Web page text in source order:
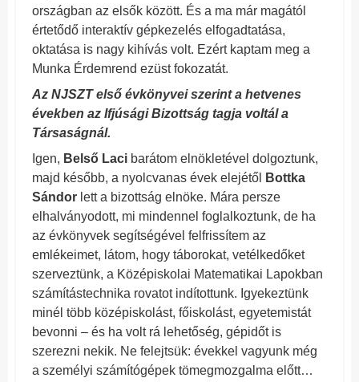
országban az elsők között. És a ma már magától
értetődő interaktív gépkezelés elfogadtatása,
oktatása is nagy kihívás volt. Ezért kaptam meg a
Munka Érdemrend ezüst fokozatát.
Az NJSZT első évkönyvei szerint a hetvenes
években az Ifjúsági Bizottság tagja voltál a
Társaságnál.
Igen, Belső Laci barátom elnökletével dolgoztunk,
majd később, a nyolcvanas évek elejétől
Bottka
Sándor lett a bizottság elnöke. Mára persze
elhalványodott, mi mindennel foglalkoztunk, de ha
az évkönyvek segítségével felfrissítem az
emlékeimet, látom, hogy táborokat, vetélkedőket
szerveztünk, a Középiskolai Matematikai Lapokban
számítástechnika rovatot indítottunk. Igyekeztünk
minél több középiskolást, főiskolást, egyetemistát
bevonni – és ha volt rá lehetőség, gépidőt is
szerezni nekik. Ne felejtsük: évekkel vagyunk még
a személyi számítógépek tömegmozgalma előtt…